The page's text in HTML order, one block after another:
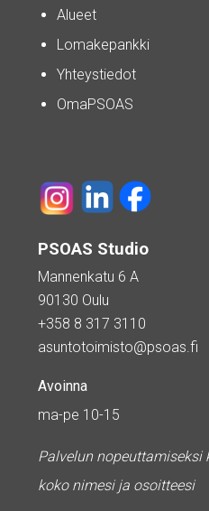
Alueet
Lomakepankki
Yhteystiedot
OmaPSOAS
PSOAS Studio
Mannenkatu 6 A
90130 Oulu
+358 8 317 3110
asuntotoimisto@psoas.fi
Avoinna
ma-pe 10-15
Palvelun
koko nimesi ja osoitteesi